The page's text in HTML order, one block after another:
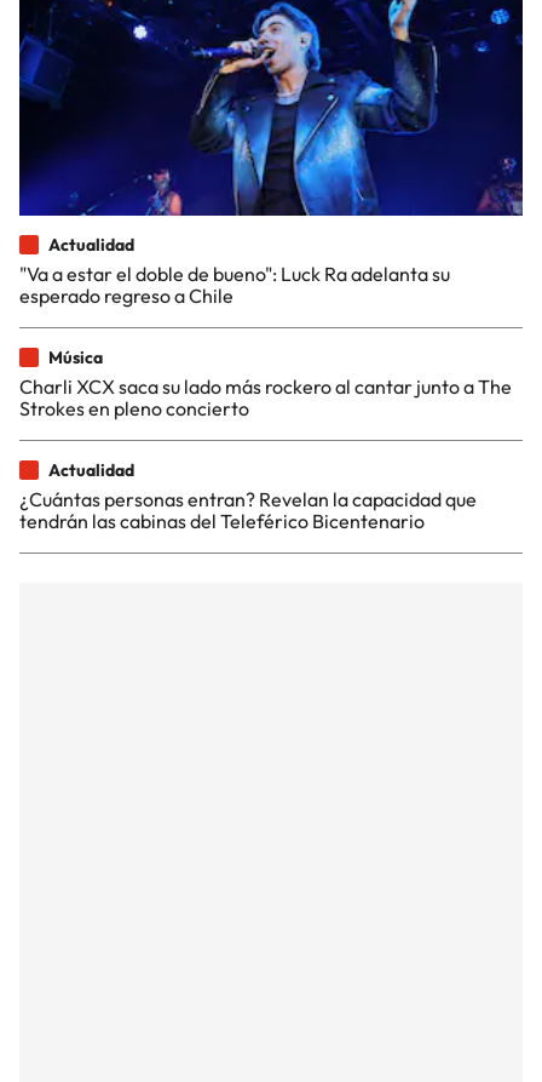
Actualidad
"Va a estar el doble de bueno": Luck Ra adelanta su
esperado regreso a Chile
Música
Charli XCX saca su lado más rockero al cantar junto a The
Strokes en pleno concierto
Actualidad
¿Cuántas personas entran? Revelan la capacidad que
tendrán las cabinas del Teleférico Bicentenario